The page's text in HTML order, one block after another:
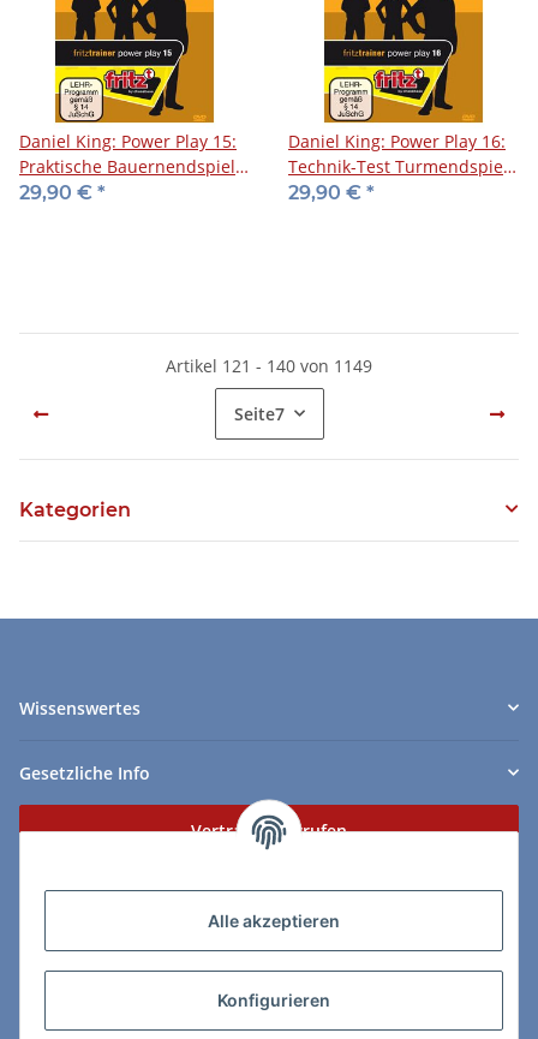
Alle akzeptieren
Konfigurieren
Daniel King: Power Play 15:
Praktische Bauernendspiele
- DVD
29,90 € *
Daniel King: Power Play 16:
Technik-Test Turmendspiele
- DVD
29,90 € *
Artikel 121 - 140 von 1149
Seite7
Kategorien
Wissenswertes
Gesetzliche Info
Vertrag widerrufen